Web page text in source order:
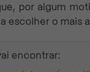
por algum
escolher o mais
encontrar: